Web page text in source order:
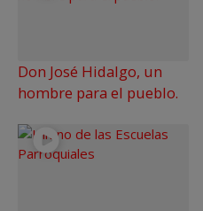
Don José Hidalgo, un
hombre para el pueblo.